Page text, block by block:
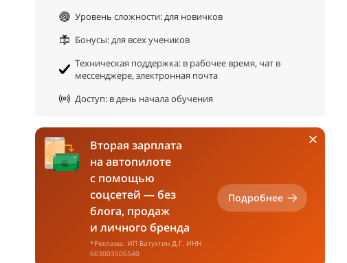
Уровень сложности: для новичков
Бонусы: для всех учеников
Техническая поддержка: в рабочее время, чат в
мессенджере, электронная почта
Доступ: в день начала обучения
Вторая зарплата
на автопилоте
с помощью
соцсетей — без
блога, продаж
и личного бренда
*Реклама. ИП Батухтин Д.Г. ИНН
663003506540
Подробнее